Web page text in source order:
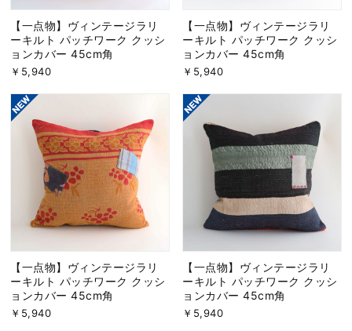
【一点物】ヴィンテージラリ
ーキルト パッチワーク クッシ
ョンカバー 45cm角
￥5,940
【一点物】ヴィンテージラリ
ーキルト パッチワーク クッシ
ョンカバー 45cm角
￥5,940
【一点物】ヴィンテージラリ
ーキルト パッチワーク クッシ
ョンカバー 45cm角
￥5,940
【一点物】ヴィンテージラリ
ーキルト パッチワーク クッシ
ョンカバー 45cm角
￥5,940